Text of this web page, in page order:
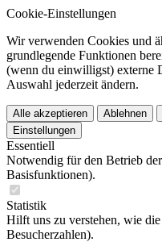
Cookie-Einstellungen
Wir verwenden Cookies und
grundlegende Funktionen
(wenn du einwilligst) externe
Auswahl jederzeit ändern.
Alle akzeptieren Ablehnen
Einstellungen
Essentiell
Notwendig für den Betrieb
Basisfunktionen).
Statistik
Hilft uns zu verstehen, wie
Besucherzahlen).